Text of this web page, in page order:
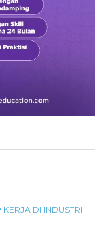
DI INDUSTRI